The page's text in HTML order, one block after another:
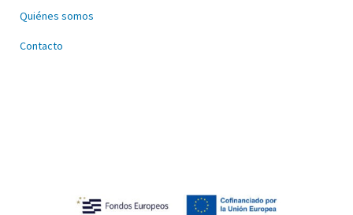
Quiénes somos
Contacto